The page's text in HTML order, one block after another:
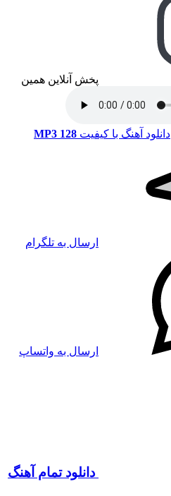
پخش آنلاین همین
دانلود آهنگ با کیفیت MP3 128
ارسال به تلگرام
ارسال به واتساپ
دانلود تمام آهنگ